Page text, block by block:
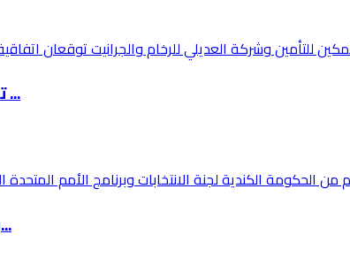
تمكين للتأمين وشركة العديلي للرخام والجرانيت ...
بدعم من الحكومة الكندية لجنة الانتخابات وبرنا...